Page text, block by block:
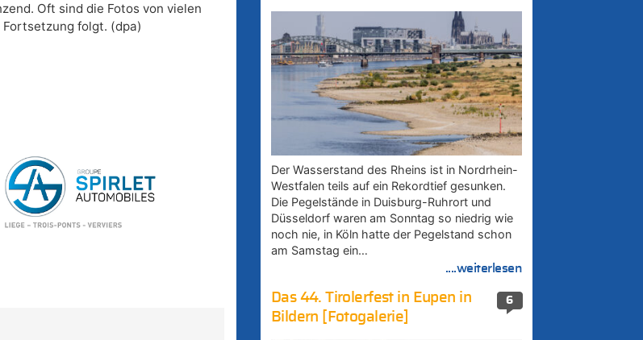
Oft sind die Fotos von vielen
folgt. (dpa)
Der Wasserstand des Rheins ist in Nordrhein-
Westfalen teils auf ein Rekordtief gesunken.
Die Pegelstände in Duisburg-Ruhrort und
Düsseldorf waren am Sonntag so niedrig wie
noch nie, in Köln hatte der Pegelstand schon
am Samstag ein…
....weiterlesen
6
Das 44. Tirolerfest in Eupen in
Bildern [Fotogalerie]